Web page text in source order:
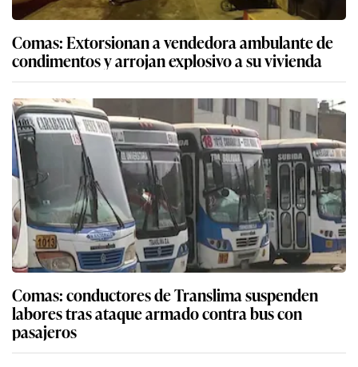
Comas: Extorsionan a vendedora ambulante de
condimentos y arrojan explosivo a su vivienda
Comas: conductores de Translima suspenden
labores tras ataque armado contra bus con
pasajeros